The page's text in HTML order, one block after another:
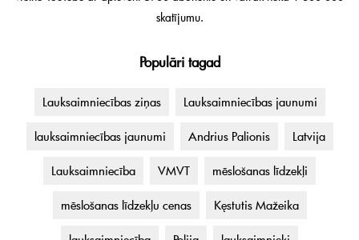
skatījumu.
Populāri tagad
Lauksaimniecības ziņas Lauksaimniecības jaunumi
lauksaimniecības jaunumi Andrius Palionis Latvija
Lauksaimniecība VMVT mēslošanas līdzekļi
mēslošanas līdzekļu cenas Kęstutis Mažeika